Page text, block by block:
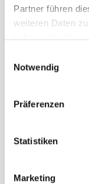
Partner führen
weiteren Daten
haben oder die
Notwendig
Präferenzen
Statistiken
Marketing
100%
Teflon